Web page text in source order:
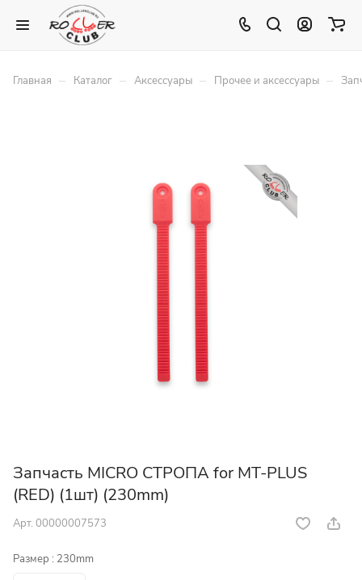
Главная – Каталог – Аксессуары – Прочее и аксессуары –
Запчасть MICRO СТРОПА for MT-PLUS
(RED) (1шт) (230mm)
Арт. 00000007573
Размер : 230mm